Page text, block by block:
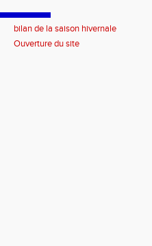
bilan de la saison hivernale
Ouverture du site